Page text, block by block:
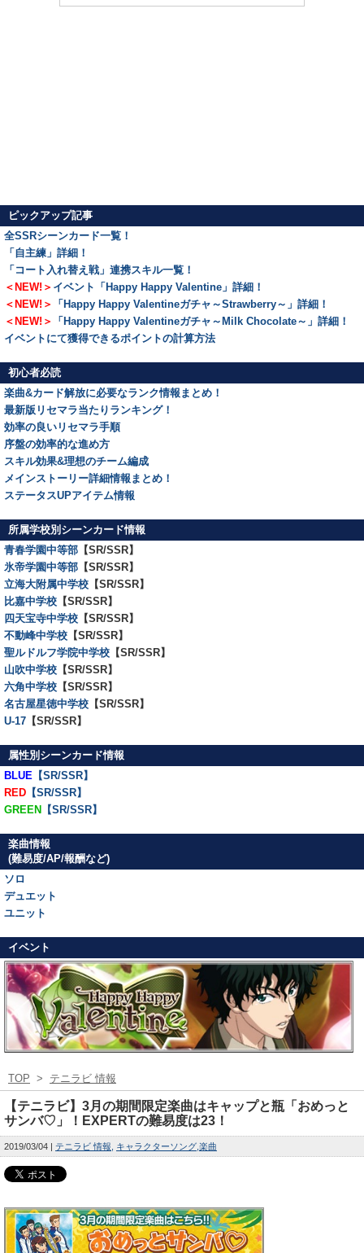
ピックアップ記事
全SSRシーンカード一覧！
「自主練」詳細！
「コート入れ替え戦」連携スキル一覧！
＜NEW!＞ イベント「Happy Happy Valentine」詳細！
＜NEW!＞
「Happy Happy Valentineガチャ～Strawberry～」詳細！
＜NEW!＞
「Happy Happy Valentineガチャ～Milk Chocolate～」詳細！
イベントにて獲得できるポイントの計算方法
初心者必読
楽曲&カード解放に必要なランク情報まとめ！
最新版リセマラ当たりランキング！
効率の良いリセマラ手順
序盤の効率的な進め方
スキル効果&理想のチーム編成
メインストーリー詳細情報まとめ！
ステータスUPアイテム情報
所属学校別シーンカード情報
青春学園中等部 【SR/SSR】
氷帝学園中等部 【SR/SSR】
立海大附属中学校 【SR/SSR】
比嘉中学校 【SR/SSR】
四天宝寺中学校 【SR/SSR】
不動峰中学校 【SR/SSR】
聖ルドルフ学院中学校 【SR/SSR】
山吹中学校 【SR/SSR】
六角中学校 【SR/SSR】
名古屋星徳中学校 【SR/SSR】
U-17 【SR/SSR】
属性別シーンカード情報
BLUE 【SR/SSR】
RED 【SR/SSR】
GREEN 【SR/SSR】
楽曲情報
(難易度/AP/報酬など)
ソロ
デュエット
ユニット
イベント
TOP > テニラビ 情報
【テニラビ】3月の期間限定楽曲はキャップと瓶「おめっと
サンバ♡」！EXPERTの難易度は23！
2019/03/04 テニラビ 情報 キャラクターソング 楽曲